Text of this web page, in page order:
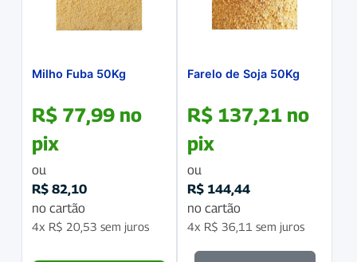
Milho Fuba 50Kg
R$ 77,99 no
pix
ou
R$ 82,10
no cartão
4x R$ 20,53 sem juros
Farelo de Soja 50Kg
R$ 137,21 no
pix
ou
R$ 144,44
no cartão
4x R$ 36,11 sem juros